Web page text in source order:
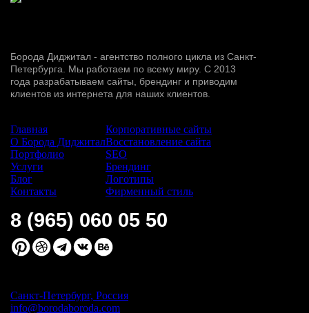
Борода Диджитал - агентство полного цикла из Санкт-
Петербурга. Мы работаем по всему миру. С 2013
года разрабатываем сайты, брендинг и приводим
клиентов из интернета для наших клиентов.
Главная
О Борода Диджитал
Портфолио
Услуги
Блог
Контакты
Корпоративные сайты
Восстановление сайта
SEO
Брендинг
Логотипы
Фирменный стиль
8 (965) 060 05 50
Санкт-Петербург, Россия
info@borodaboroda.com